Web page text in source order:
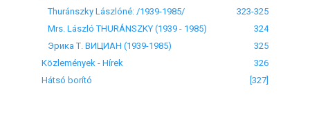
Thuránszky Lászlóné: /1939-1985/
323-325
Mrs. László THURÁNSZKY (1939 - 1985)
324
Эрика Т. ВИЦИАН (1939-1985)
325
Közlemények - Hírek
326
Hátsó borító
[327]